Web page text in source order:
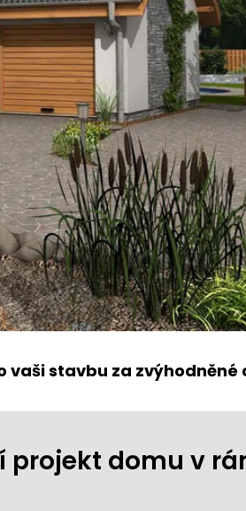
stavbu za zvýhodněné
projekt domu v